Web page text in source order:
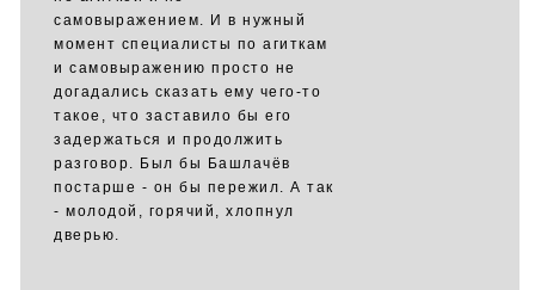
самовыражением. И в нужный
момент специалисты по агиткам
и самовыражению просто не
догадались сказать ему чего-то
такое, что заставило бы его
задержаться и продолжить
разговор. Был бы Башлачёв
постарше - он бы пережил. А так
- молодой, горячий, хлопнул
дверью.